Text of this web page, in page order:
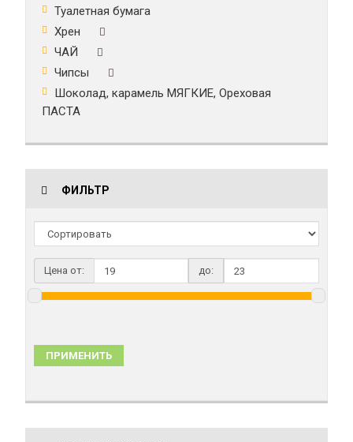
Туалетная бумага
Хрен
ЧАЙ
Чипсы
Шоколад, карамель МЯГКИЕ, Ореховая
ПАСТА
ФИЛЬТР
Цена от: до:
ПРИМЕНИТЬ